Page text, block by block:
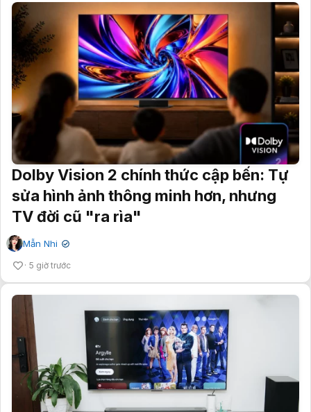
Dolby Vision 2 chính thức cập bến: Tự
sửa hình ảnh thông minh hơn, nhưng
TV đời cũ "ra rìa"
Mẫn Nhi ✔
5 giờ trước